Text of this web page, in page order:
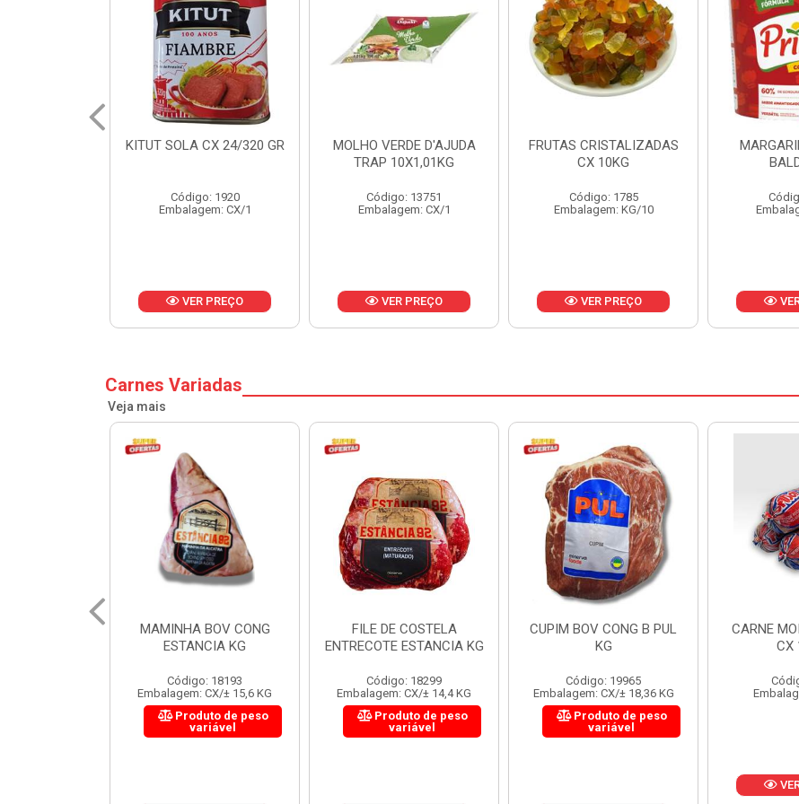
MOLHO VERDE D'AJUDA
Código: 13751
Embalagem: CX/1
VER PREÇO
FRUTAS CRISTALIZADAS
CX 10KG
Código: 1785
Embalagem: KG/10
VER PREÇO
MARGARINA PRIMOR
BALDE 3KG
Código: 1801
Embalagem: BD/1
VER PREÇO
CAIXA
Carnes Variadas
Veja mais
FILE DE COSTELA
ENTRECOTE ESTANCIA KG
Código: 18299
Embalagem: CX/± 14,4 KG
Produto de peso
variável
CUPIM BOV CONG B PUL
KG
Código: 19965
Embalagem: CX/± 18,36 KG
Produto de peso
variável
CARNE MOIDA FORTBOI
CX 10KG
Código: 200
Embalagem: KG/10